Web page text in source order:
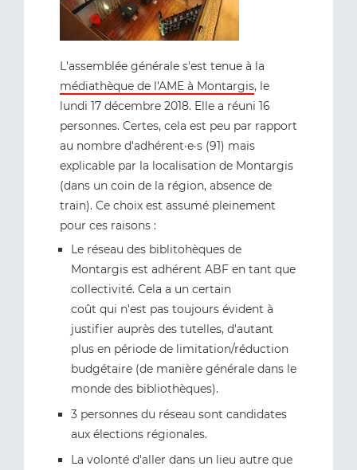
L'assemblée générale s'est tenue à la
médiathèque de l'AME à Montargis, le
lundi 17 décembre 2018. Elle a réuni 16
personnes. Certes, cela est peu par rapport
au nombre d'adhérent·e·s (91) mais
explicable par la localisation de Montargis
(dans un coin de la région, absence de
train). Ce choix est assumé pleinement
pour ces raisons :
Le réseau des biblitohèques de
Montargis est adhérent ABF en tant que
collectivité. Cela a un certain
coût qui n'est pas toujours évident à
justifier auprès des tutelles, d'autant
plus en période de limitation/réduction
budgétaire (de manière générale dans le
monde des bibliothèques).
3 personnes du réseau sont candidates
aux élections régionales.
La volonté d'aller dans un lieu autre que